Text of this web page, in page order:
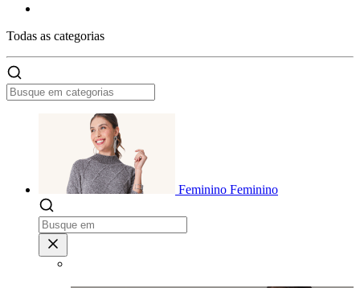
Todas as categorias
Feminino Feminino